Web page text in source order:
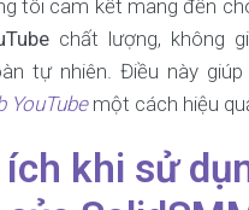
tôi cam kết mang đến
chất lượng, không
tự nhiên. Điều này
YouTubemột cách hiệu
ích khi sử